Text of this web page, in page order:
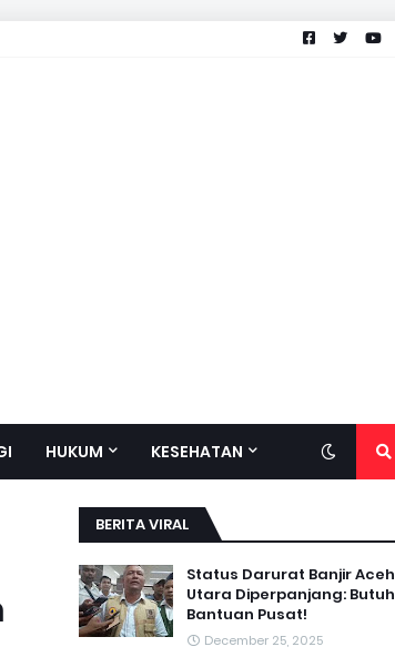
HUKUM KESEHATAN
BERITA VIRAL
Status Darurat Banjir Aceh
Utara Diperpanjang: Butuh
Bantuan Pusat!
December 25, 2025